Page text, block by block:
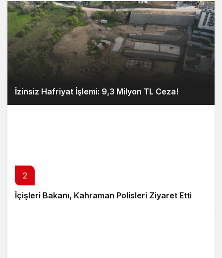
İzinsiz Hafriyat İşlemi: 9,3 Milyon TL Ceza!
2
İçişleri Bakanı, Kahraman Polisleri Ziyaret Etti